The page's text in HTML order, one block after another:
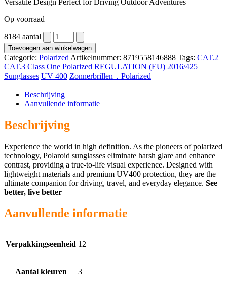
Op voorraad
8184 aantal
Toevoegen aan winkelwagen
Categorie: Polarized Artikelnummer: 8719558146888 Tags: CAT.2
CAT.3 Class One Polarized REGULATION (EU) 2016/425
Sunglasses UV 400 Zonnerbrillen，Polarized
Beschrijving
Aanvullende informatie
Beschrijving
Experience the world in high definition. As the pioneers of polarized
technology, Polaroid sunglasses eliminate harsh glare and enhance
contrast, providing a true-to-life visual experience. Designed with
lightweight materials and premium UV400 protection, they are the
ultimate companion for driving, travel, and everyday elegance. See
better, live better
Aanvullende informatie
Verpakkingseenheid 12
Aantal kleuren 3